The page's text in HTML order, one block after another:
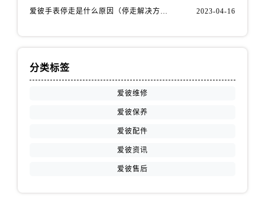
内蒙古自治区兴安盟市乌兰浩特市兴安大街爱彼售后服务中心（需提前预约）
爱彼手表停走是什么原因（停走解决方法） 2023-04-16
分类标签
爱彼维修
爱彼保养
爱彼配件
爱彼资讯
爱彼售后